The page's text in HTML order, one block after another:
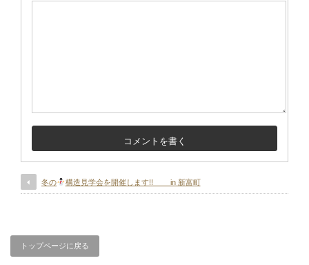
冬の 構造見学会を開催します!! in 新富町
トップページに戻る